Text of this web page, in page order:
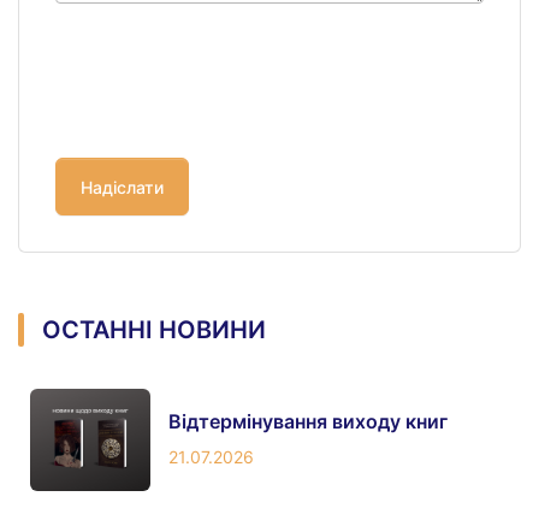
ОСТАННІ НОВИНИ
Відтермінування виходу книг
21.07.2026